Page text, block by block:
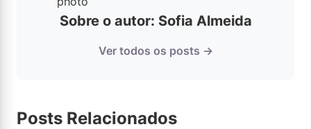
Sobre o autor: Sofia Almeida
Ver todos os posts →
Posts Relacionados